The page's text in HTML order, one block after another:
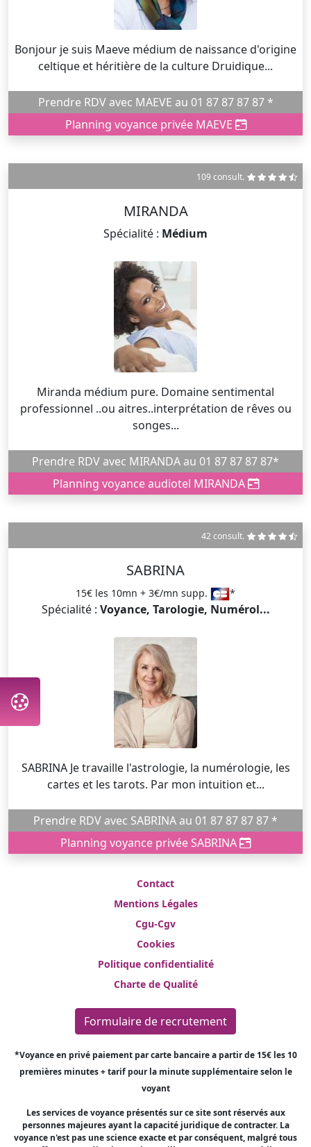
Bonjour je suis Maeve médium de naissance d'origine
celtique et héritière de la culture Druidique...
Prendre RDV avec MAEVE au 01 87 87 87 87 *
Planning voyance privée MAEVE
109 consult.
MIRANDA
Spécialité : Médium
Miranda médium pure. Domaine sentimental
professionnel ..ou aitres..interprétation de rêves ou
songes...
Prendre RDV avec MIRANDA au 01 87 87 87 87*
Planning voyance audiotel MIRANDA
42 consult.
SABRINA
15€ les 10mn + 3€/mn supp. *
Spécialité : Voyance, Tarologie, Numérol...
SABRINA Je travaille l'astrologie, la numérologie, les
cartes et les tarots. Par mon intuition et...
Prendre RDV avec SABRINA au 01 87 87 87 87 *
Planning voyance privée SABRINA
Contact
Mentions Légales
Cgu-Cgv
Cookies
Politique confidentialité
Charte de Qualité
Formulaire de recrutement
*Voyance en privé paiement par carte bancaire a partir de 15€ les 10
premières minutes + tarif pour la minute supplémentaire selon le
voyant
Les services de voyance présentés sur ce site sont réservés aux
personnes majeures ayant la capacité juridique de contracter. La
voyance n'est pas une science exacte et par conséquent, malgré tous